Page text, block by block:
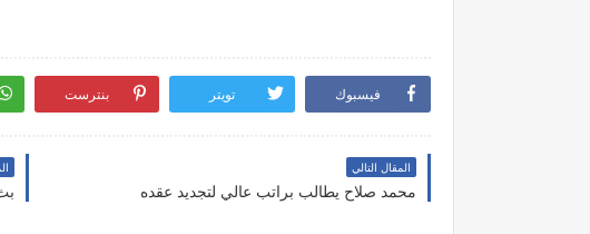
فيسبوك تويتر بنترست
المقال التالي
محمد صلاح يطالب براتب عالي لتجديد عقده